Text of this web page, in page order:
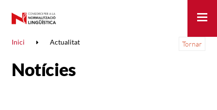
Inici Actualitat Tornar
Notícies